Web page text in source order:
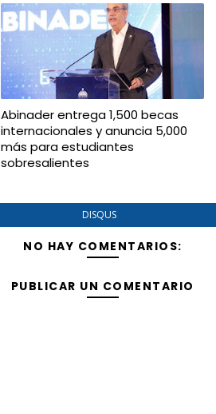
Abinader entrega 1,500 becas
internacionales y anuncia 5,000
más para estudiantes
sobresalientes
DISQUS
NO HAY COMENTARIOS:
PUBLICAR UN COMENTARIO